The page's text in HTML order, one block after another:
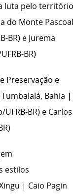
luta pelo território
do Monte Pascoal
BR) e Jurema
BR)
Preservação e
Bahia |
BR) e Carlos
estilos
| Caio Pagin